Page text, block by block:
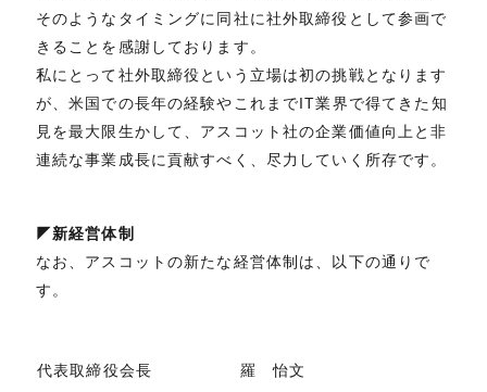
そのようなタイミングに同社に社外取締役として参画で
きることを感謝しております。
私にとって社外取締役という立場は初の挑戦となります
が、米国での長年の経験やこれまでIT業界で得てきた知
見を最大限生かして、アスコット社の企業価値向上と非
連続な事業成長に貢献すべく、尽力していく所存です。
◤新経営体制
なお、アスコットの新たな経営体制は、以下の通りで
す。
代表取締役会長 羅 怡文